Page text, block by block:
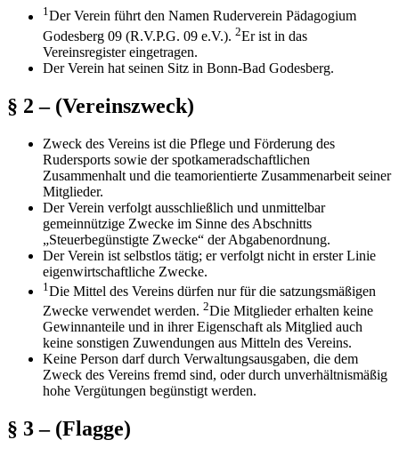
1Der Verein führt den Namen Ruderverein Pädagogium
Godesberg 09 (R.V.P.G. 09 e.V.). 2Er ist in das
Vereinsregister eingetragen.
Der Verein hat seinen Sitz in Bonn-Bad Godesberg.
§ 2 – (Vereinszweck)
Zweck des Vereins ist die Pflege und Förderung des
Rudersports sowie der spotkameradschaftlichen
Zusammenhalt und die teamorientierte Zusammenarbeit seiner
Mitglieder.
Der Verein verfolgt ausschließlich und unmittelbar
gemeinnützige Zwecke im Sinne des Abschnitts
„Steuerbegünstigte Zwecke“ der Abgabenordnung.
Der Verein ist selbstlos tätig; er verfolgt nicht in erster Linie
eigenwirtschaftliche Zwecke.
1 Die Mittel des Vereins dürfen nur für die satzungsmäßigen
Zwecke verwendet werden. 2Die Mitglieder erhalten keine
Gewinnanteile und in ihrer Eigenschaft als Mitglied auch
keine sonstigen Zuwendungen aus Mitteln des Vereins.
Keine Person darf durch Verwaltungsausgaben, die dem
Zweck des Vereins fremd sind, oder durch unverhältnismäßig
hohe Vergütungen begünstigt werden.
§ 3 – (Flagge)